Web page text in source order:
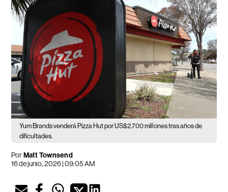
Yum Brands venderá Pizza Hut por US$2.700 millones tras años de
dificultades.
PorMatt Townsend
16 de junio, 2026 | 09:05 AM